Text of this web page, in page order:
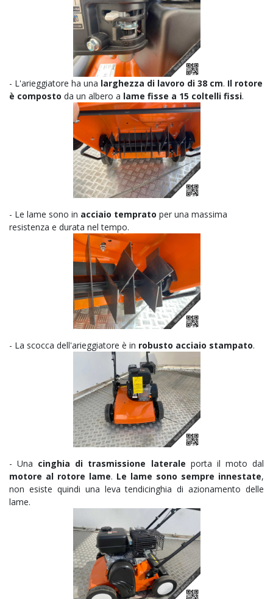
- L'arieggiatore ha una larghezza di lavoro di 38 cm. Il rotore
è composto da un albero a lame fisse a 15 coltelli fissi.
- Le lame sono in acciaio temprato per una massima
resistenza e durata nel tempo.
- La scocca dell'arieggiatore è in robusto acciaio stampato.
- Una cinghia di trasmissione laterale porta il moto dal
motore al rotore lame. Le lame sono sempre innestate,
non esiste quindi una leva tendicinghia di azionamento delle
lame.